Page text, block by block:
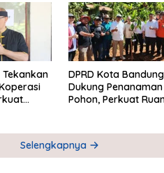
Kesetaraan
Tekankan
DPRD Kota Bandung
Dukung Penanaman
Pohon, Perkuat
Selengkapnya